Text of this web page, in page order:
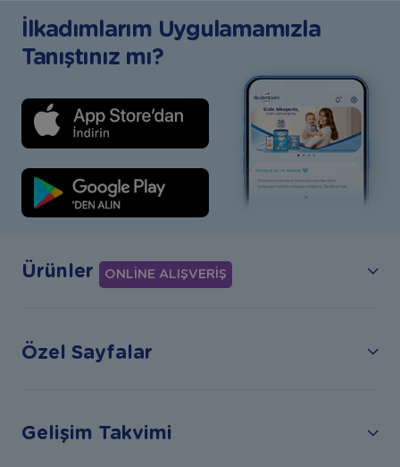
İlkadımlarım Uygulamamızla
Tanıştınız mı?
Ürünler ONLİNE ALIŞVERİŞ
Özel Sayfalar
Gelişim Takvimi